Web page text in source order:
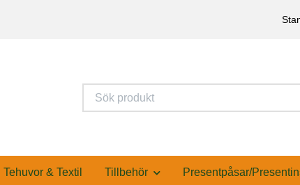
Tehuvor & Textil Tillbehör Presentpåsar/